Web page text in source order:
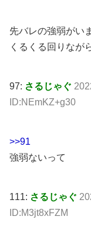
先バレの強弱がい
くるくる回りなが
97: さるじゃぐ
ID:NEmKZ+g30
>>91
強弱ないって
111: さるじゃぐ
ID:M3jt8xFZM